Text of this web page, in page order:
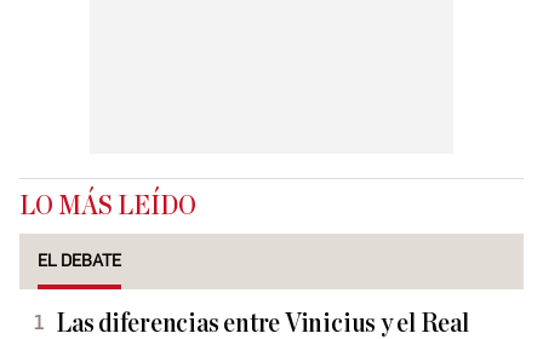
LO MÁS LEÍDO
EL DEBATE
Las diferencias entre Vinicius y el Real